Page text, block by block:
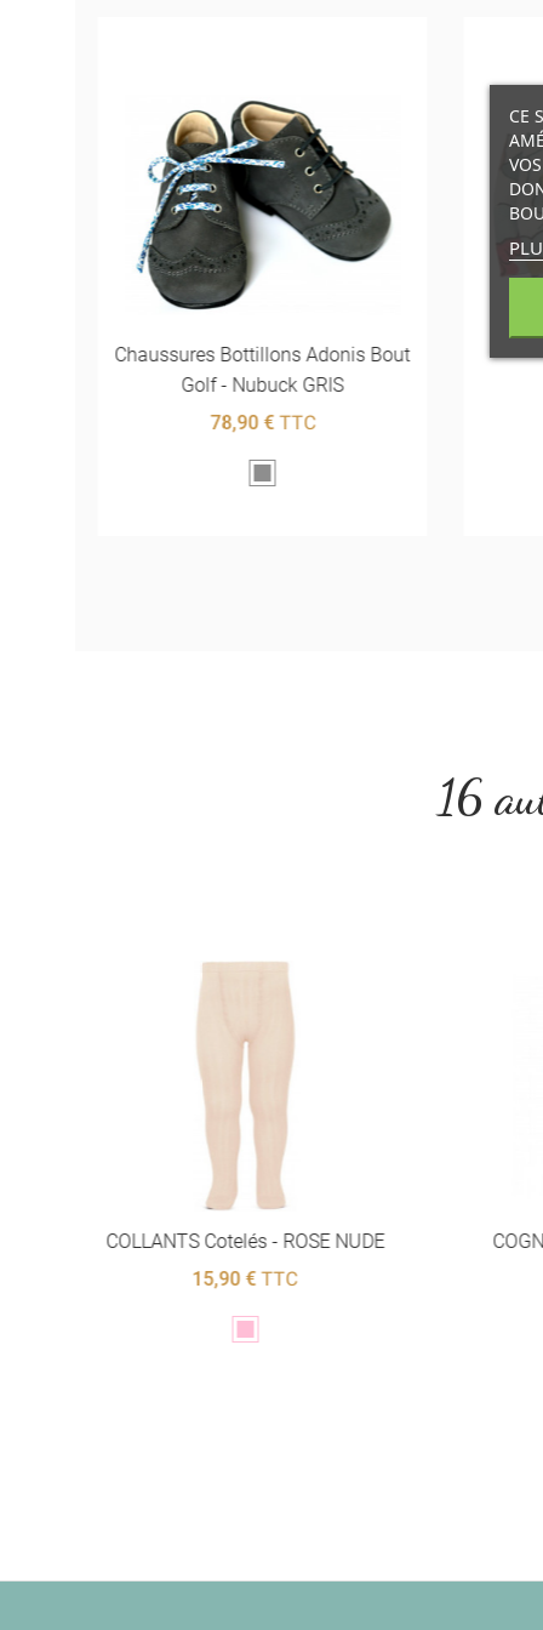
Chaussures Bottillons Adonis Bout
Golf - Nubuck GRIS
78,90 €TTC
Gris
16
COLLANTS Cotelés - ROSE NUDE
15,90 €TTC
Rose
CE